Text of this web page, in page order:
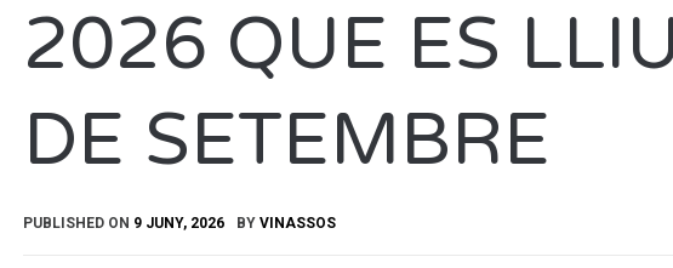
2026 QUE ES
DE SETEMBRE
PUBLISHED ON 9 JUNY, 2026 BY VINASSOS